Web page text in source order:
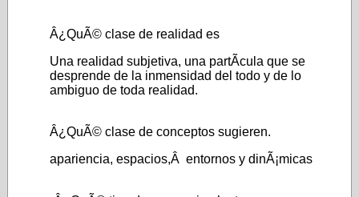
Â¿QuÃ© clase de realidad es
Una realidad subjetiva, una partÃ­cula que se
desprende de la inmensidad del todo y de lo
ambiguo de toda realidad.
Â¿QuÃ© clase de conceptos sugieren.
apariencia, espacios,Â entornos y dinÃ¡micas